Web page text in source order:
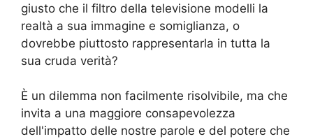
giusto che il filtro della televisione modelli la
realtà a sua immagine e somiglianza, o
dovrebbe piuttosto rappresentarla in tutta la
sua cruda verità?
È un dilemma non facilmente risolvibile, ma che
invita a una maggiore consapevolezza
dell'impatto delle nostre parole e del potere che